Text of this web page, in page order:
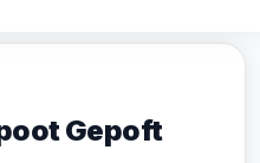
Gepoft